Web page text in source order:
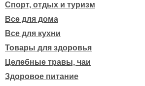
Спорт, отдых и туризм
Все для дома
Все для кухни
Товары для здоровья
Целебные травы, чаи
Здоровое питание